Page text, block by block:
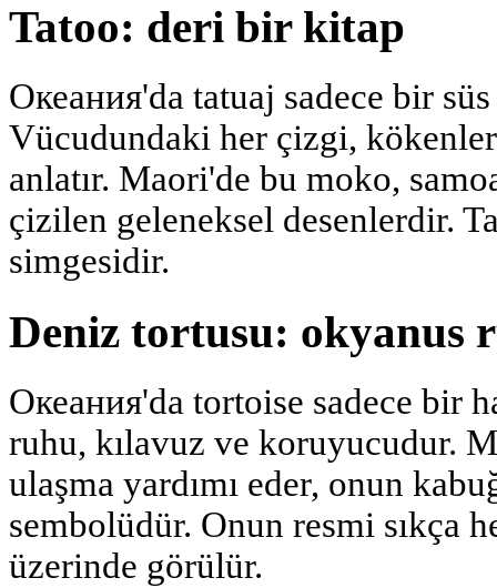
Tatoo: deri bir kitap
Океания'da tatuaj sadece bir
Vücudundaki her çizgi,
anlatır. Maori'de bu moko,
çizilen geleneksel desenlerdir.
simgesidir.
Deniz tortusu: okyanus
Океания'da tortoise sadece bir
ruhu, kılavuz ve koruyucudur.
ulaşma yardımı eder, onun
sembolüdür. Onun resmi sıkça
üzerinde görülür.